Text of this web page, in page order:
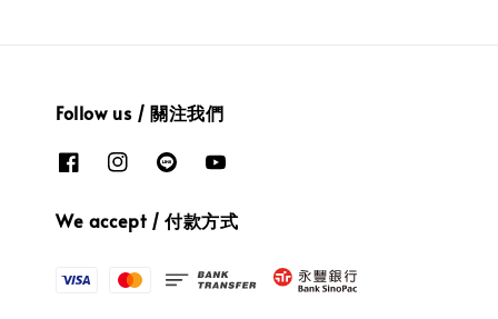
Follow us / 關注我們
We accept / 付款方式